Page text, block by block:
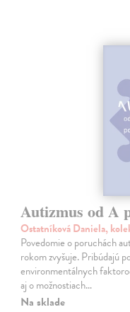
Autizmus od A
Ostatníková Daniela,
Povedomie o poruchách
rokom zvyšuje. Pribúdajú
environmentálnych
aj o možnostiach…
Na sklade